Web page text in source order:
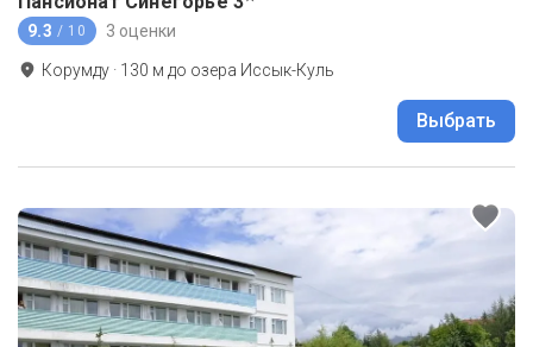
9.3 / 10 3 оценки
Корумду · 130 м до озера Иссык-Куль
Выбрать